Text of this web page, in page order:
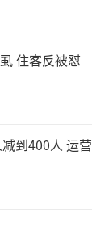
住客反被怼
到400人 运营